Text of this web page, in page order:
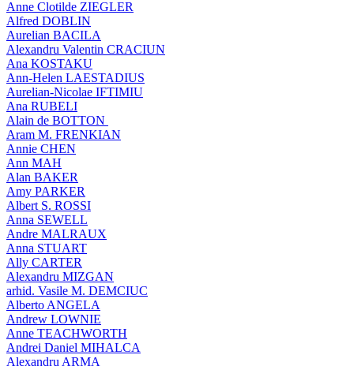
Anne Clotilde ZIEGLER
Alfred DOBLIN
Aurelian BACILA
Alexandru Valentin CRACIUN
Ana KOSTAKU
Ann-Helen LAESTADIUS
Aurelian-Nicolae IFTIMIU
Ana RUBELI
Alain de BOTTON
Aram Μ. FRENKIAN
Annie CHEN
Ann MAH
Alan BAKER
Amy PARKER
Albert S. ROSSI
Anna SEWELL
Andre MALRAUX
Anna STUART
Ally CARTER
Alexandru MIZGAN
arhid. Vasile M. DEMCIUC
Alberto ANGELA
Andrew LOWNIE
Anne TEACHWORTH
Andrei Daniel MIHALCA
Alexandru ARMA